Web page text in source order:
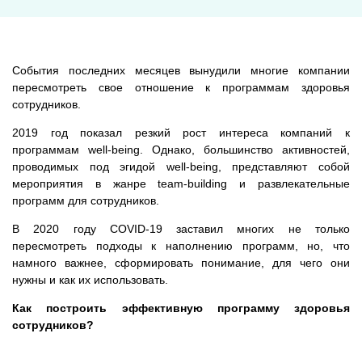
События последних месяцев вынудили многие компании
пересмотреть свое отношение к программам здоровья
сотрудников.
2019 год показал резкий рост интереса компаний к
программам well-being. Однако, большинство активностей,
проводимых под эгидой well-being, представляют собой
мероприятия в жанре team-building и развлекательные
программ для сотрудников.
В 2020 году COVID-19 заставил многих не только
пересмотреть подходы к наполнению программ, но, что
намного важнее, cформировать понимание, для чего они
нужны и как их использовать.
Как построить эффективную программу здоровья
сотрудников?